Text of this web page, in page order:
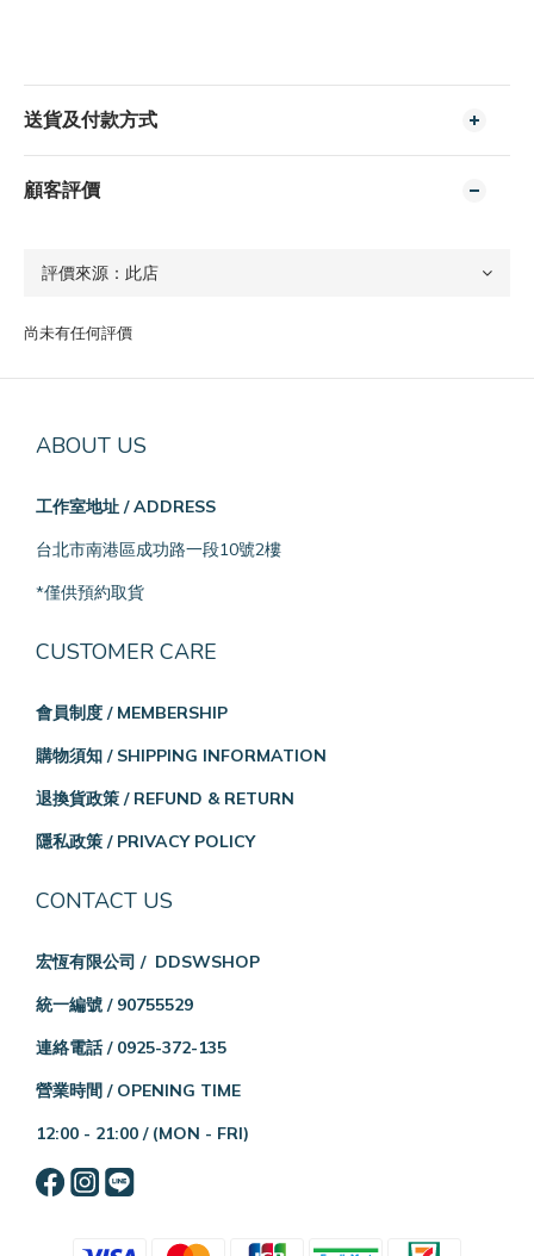
送貨及付款方式
顧客評價
尚未有任何評價
ABOUT US
工作室地址 / ADDRESS
台北市南港區成功路一段10號2樓
*僅供預約取貨
CUSTOMER CARE
會員制度 / MEMBERSHIP
購物須知 / SHIPPING INFORMATION
退換貨政策 / REFUND & RETURN
隱私政策 / PRIVACY POLICY
CONTACT US
宏恆有限公司 / DDSWSHOP
統一編號 / 90755529
連絡電話 / 0925-372-135
營業時間 / OPENING TIME
12:00 - 21:00 / (MON - FRI)